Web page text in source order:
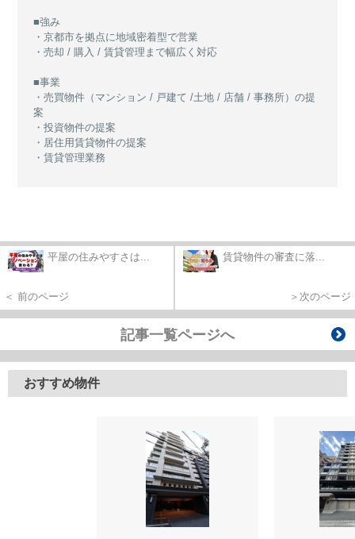
■強み
・京都市を拠点に地域密着型で営業
・売却 / 購入 / 賃貸管理まで幅広く対応
■事業
・売買物件（マンション / 戸建て /土地 / 店舗 / 事務所）の提
案
・投資物件の提案
・居住用賃貸物件の提案
・賃貸管理業務
平屋の住みやすさは...
＜ 前のページ
賃貸物件の審査に落...
＞次のページ
記事一覧ページへ
おすすめ物件